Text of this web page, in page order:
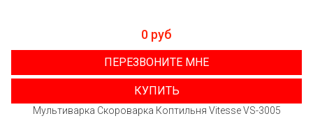
0 руб
ПЕРЕЗВОНИТЕ МНЕ
КУПИТЬ
Мультиварка Скороварка Коптильня Vitesse VS-3005